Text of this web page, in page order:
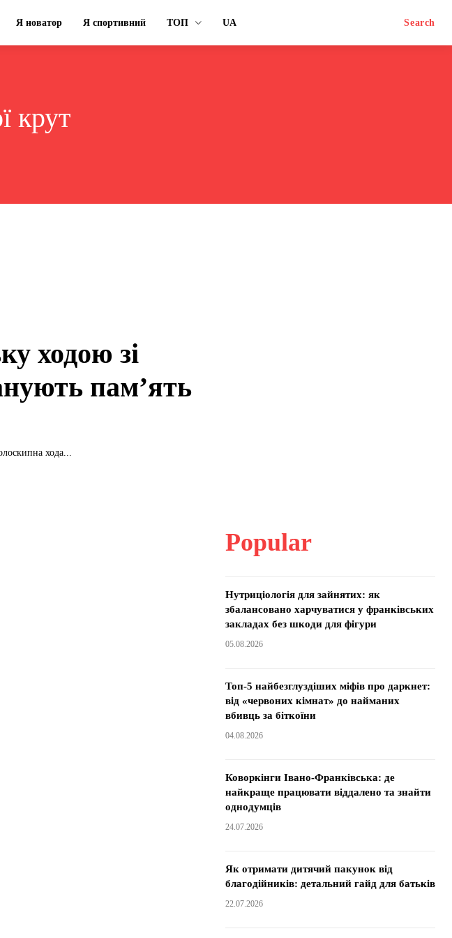
Я новатор Я спортивний ТОП UA Search
крут
ходою зі
пам’ять
хода...
Popular
Нутриціологія для зайнятих: як
збалансовано харчуватися у франківських
закладах без шкоди для фігури
05.08.2026
Топ-5 найбезглуздіших міфів про даркнет:
від «червоних кімнат» до найманих
вбивць за біткоїни
04.08.2026
Коворкінги Івано-Франківська: де
найкраще працювати віддалено та знайти
однодумців
24.07.2026
Як отримати дитячий пакунок від
благодійників: детальний гайд для батьків
22.07.2026